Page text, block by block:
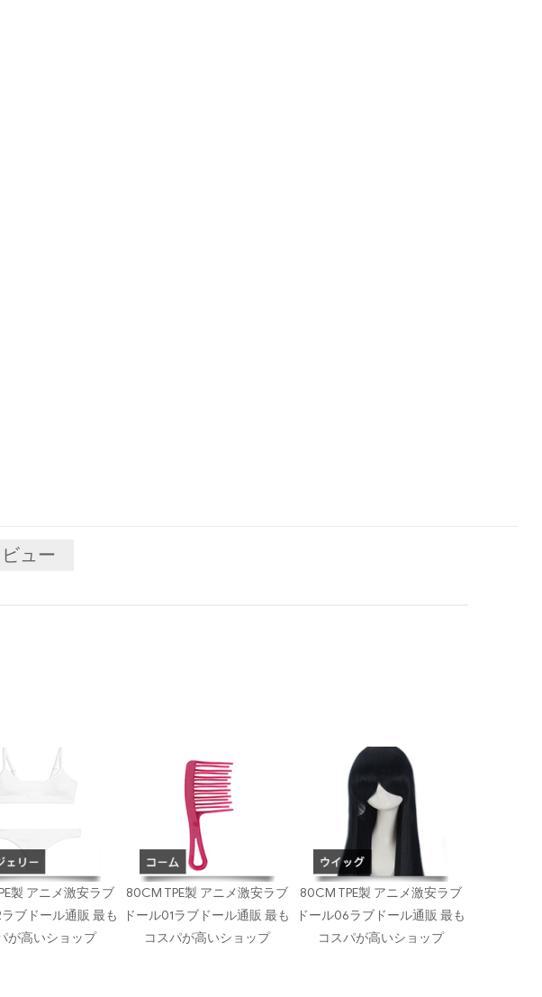
ュー
製 アニメ激安ラブ
ブドール通販 最も
が高いショップ
80CM TPE製 アニメ激安ラブ
ドール01ラブドール通販 最も
コスパが高いショップ
80CM TPE製 アニメ激安ラブ
ドール06ラブドール通販 最も
コスパが高いショップ